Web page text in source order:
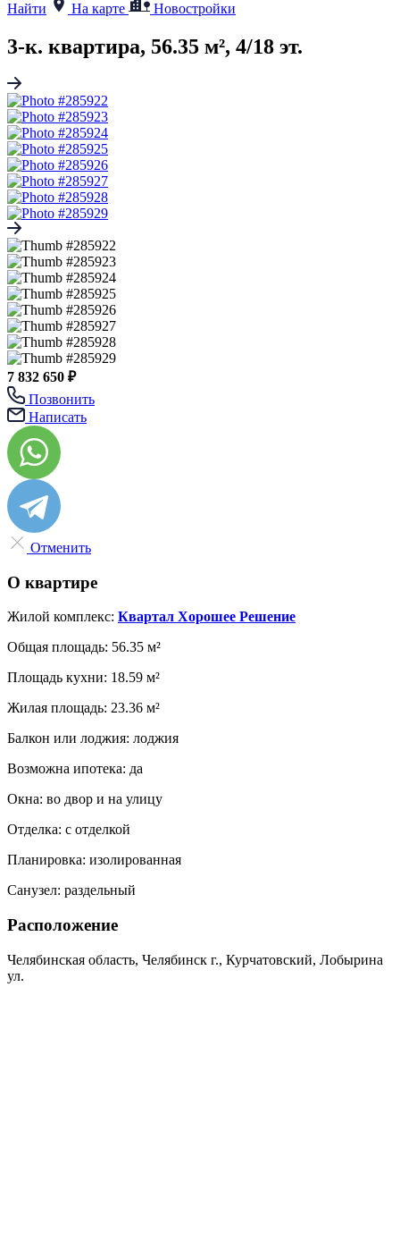
Найти
На карте Новостройки
3-к. квартира, 56.35 м², 4/18 эт.
7 832 650 ₽
Позвонить
Написать
Отменить
О квартире
Жилой комплекс: Квартал Хорошее Решение
Общая площадь: 56.35 м²
Площадь кухни: 18.59 м²
Жилая площадь: 23.36 м²
Балкон или лоджия: лоджия
Возможна ипотека: да
Окна: во двор и на улицу
Отделка: с отделкой
Планировка: изолированная
Санузел: раздельный
Расположение
Челябинская область, Челябинск г., Курчатовский, Лобырина
ул.